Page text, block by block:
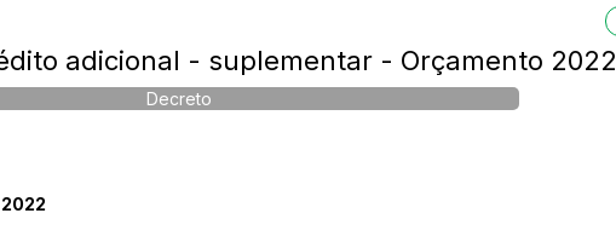
adicional - suplementar - Orçamento 2022
Decreto